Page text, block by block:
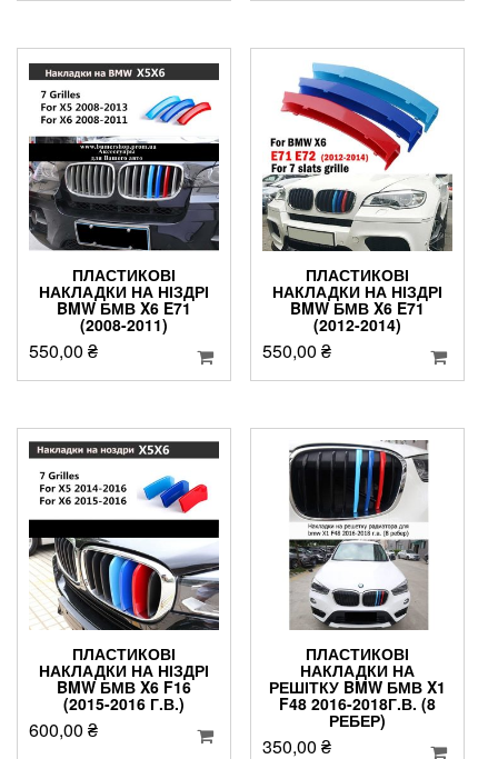
ПЛАСТИКОВІ
НАКЛАДКИ НА НІЗДРІ
BMW БМВ X6 E71
(2008-2011)
550,00 ₴
ПЛАСТИКОВІ
НАКЛАДКИ НА НІЗДРІ
BMW БМВ X6 E71
(2012-2014)
550,00 ₴
ПЛАСТИКОВІ
НАКЛАДКИ НА НІЗДРІ
BMW БМВ X6 F16
(2015-2016 Г.В.)
600,00 ₴
ПЛАСТИКОВІ
НАКЛАДКИ НА
РЕШІТКУ BMW БМВ X1
F48 2016-2018Г.В. (8
РЕБЕР)
350,00 ₴